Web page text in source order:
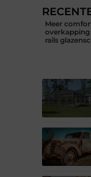
Meer
overkapping
rails